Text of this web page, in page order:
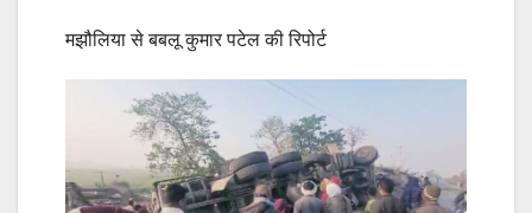
मझौलिया से बबलू कुमार पटेल की रिपोर्ट